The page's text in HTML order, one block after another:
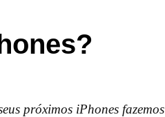
próximos iPhones fazemos